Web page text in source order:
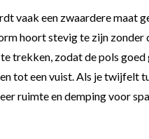
vaak een zwaardere maat
hoort stevig te zijn zonder
trekken, zodat de pols
tot een vuist. Als je twijfelt
ruimte en demping voor